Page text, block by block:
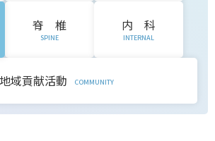
脊 椎
SPINE
内 科
INTERNAL
地域貢献活動 COMMUNITY